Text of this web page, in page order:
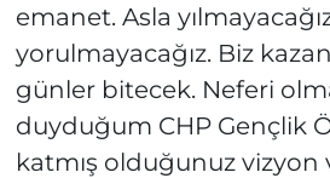
emanet. Asla
yorulmayacağız. Biz
günler bitecek. Neferi
duyduğum CHP Gençlik
katmış olduğunuz vizyon